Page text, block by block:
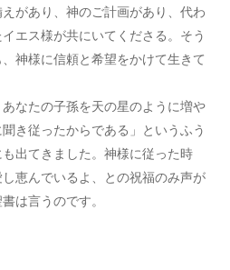
があり、神のご計画があり、代わ
エス様が共にいてくださる。そう
神様に信頼と希望をかけて生きて
なたの子孫を天の星のように増や
き従ったからである」というふう
出てきました。神様に従った時
恵んでいるよ、との祝福のみ声が
は言うのです。